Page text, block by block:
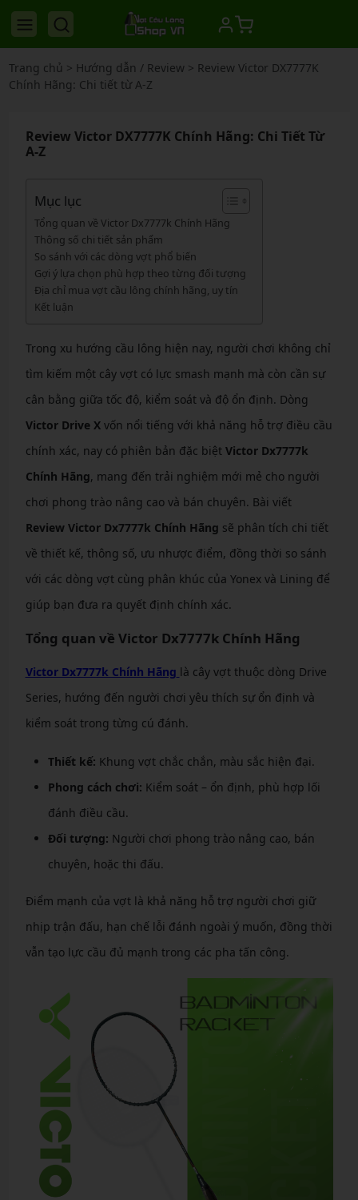
Trang chủ > Hướng dẫn / Review> Review Victor DX7777K
Chính Hãng: Chi tiết từ A-Z
Review Victor DX7777K Chính Hãng: Chi Tiết Từ
A-Z
Mục lục
Tổng quan về Victor Dx7777k Chính Hãng
Thông số chi tiết sản phẩm
So sánh với các dòng vợt phổ biến
Gợi ý lựa chọn phù hợp theo từng đối tượng
Địa chỉ mua vợt cầu lông chính hãng, uy tín
Kết luận
Trong xu hướng cầu lông hiện nay, người chơi không chỉ
tìm kiếm một cây vợt có lực smash mạnh mà còn cần sự
cân bằng giữa tốc độ, kiểm soát và độ ổn định. Dòng
Victor Drive Xvốn nổi tiếng với khả năng hỗ trợ điều cầu
chính xác, nay có phiên bản đặc biệt Victor Dx7777k
Chính Hãng, mang đến trải nghiệm mới mẻ cho người
chơi phong trào nâng cao và bán chuyên. Bài viết
Review Victor Dx7777k Chính Hãng sẽ phân tích chi tiết
về thiết kế, thông số, ưu nhược điểm, đồng thời so sánh
với các dòng vợt cùng phân khúc của Yonex và Lining để
giúp bạn đưa ra quyết định chính xác.
Tổng quan về Victor Dx7777k Chính Hãng
Victor Dx7777k Chính Hãng là cây vợt thuộc dòng Drive
Series, hướng đến người chơi yêu thích sự ổn định và
kiểm soát trong từng cú đánh.
Thiết kế: Khung vợt chắc chắn, màu sắc hiện đại.
Phong cách chơi: Kiểm soát – ổn định, phù hợp lối
đánh điều cầu.
Đối tượng: Người chơi phong trào nâng cao, bán
chuyên, hoặc thi đấu.
Điểm mạnh của vợt là khả năng hỗ trợ người chơi giữ
nhịp trận đấu, hạn chế lỗi đánh ngoài ý muốn, đồng thời
vẫn tạo lực cầu đủ mạnh trong các pha tấn công.